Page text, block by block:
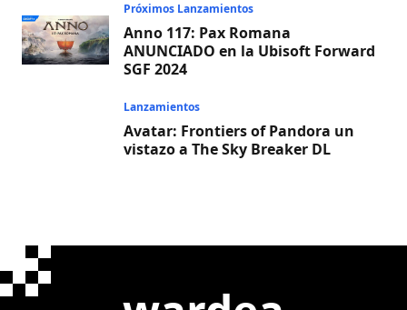
Próximos Lanzamientos
Anno 117: Pax Romana
ANUNCIADO en la Ubisoft Forward
SGF 2024
Lanzamientos
Avatar: Frontiers of Pandora un
vistazo a The Sky Breaker DL